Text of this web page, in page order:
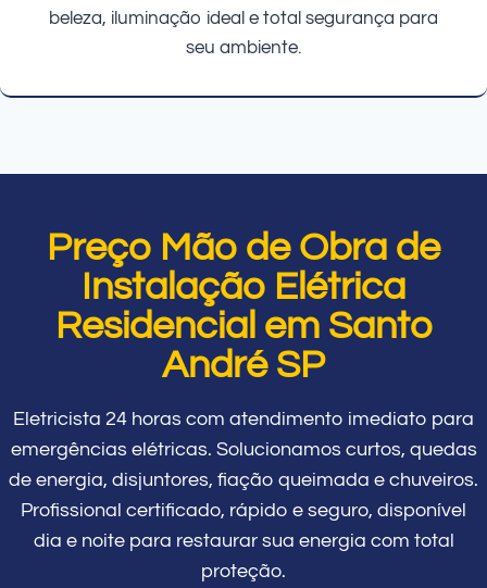
beleza, iluminação ideal e total segurança para
seu ambiente.
Preço Mão de Obra de
Instalação Elétrica
Residencial em Santo
André SP
Eletricista 24 horas com atendimento imediato para
emergências elétricas. Solucionamos curtos, quedas
de energia, disjuntores, fiação queimada e chuveiros.
Profissional certificado, rápido e seguro, disponível
dia e noite para restaurar sua energia com total
proteção.